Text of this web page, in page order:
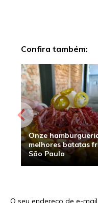
Confira também:
Onze
melhores batatas
São Paulo
O seu endereço de e-